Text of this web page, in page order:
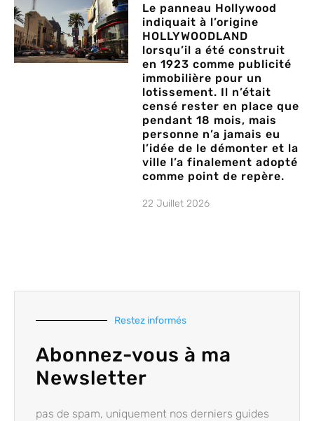
Le panneau Hollywood
indiquait à l’origine
HOLLYWOODLAND
lorsqu’il a été construit
en 1923 comme publicité
immobilière pour un
lotissement. Il n’était
censé rester en place que
pendant 18 mois, mais
personne n’a jamais eu
l’idée de le démonter et la
ville l’a finalement adopté
comme point de repère.
22 Juillet 2026
Restez informés
Abonnez-vous à ma
Newsletter
pas de spam, uniquement nos derniers guides